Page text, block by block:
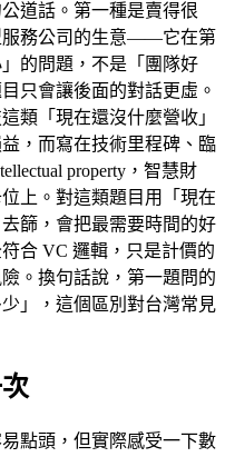
道話。第一種是賣得很
服務公司的生意——它在第
的問題，不是「團隊好
只會讓後面的對話更虛。
類「現在還沒什麼營收」
，而寫在技術里程碑、臨
property，智慧財
上。對這類題目用「現在
篩，會把最需要時間的好
合 VC 邏輯，只是計價的
。換句話說，第一題問的
」，這個區別對台灣常見
點頭，但實際感受一下數